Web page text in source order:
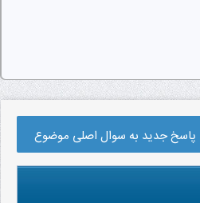
پاسخ جدید به سوال اصلی موضوع